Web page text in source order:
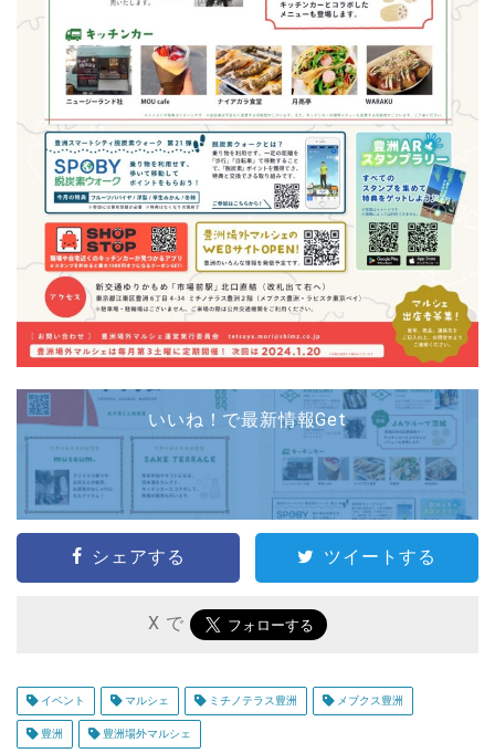
いいね！で最新情報Get
シェアする ツイートする
X で
イベント マルシェ ミチノテラス豊洲 メブクス豊洲
豊洲 豊洲場外マルシェ